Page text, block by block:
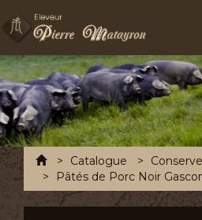
Points de vente
Recettes et
Photos/
Salons et
Tournée
AccueilCatalogue
Pâtés de Porc Noir